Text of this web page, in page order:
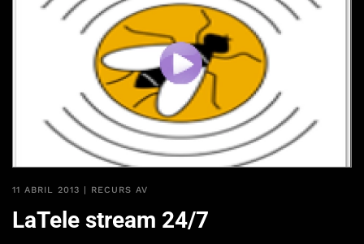
11 ABRIL 2013 RECURS AV
LaTele stream 24/7